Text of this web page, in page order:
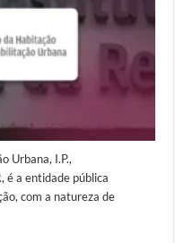
Urbana, I.P.,
é a entidade pública
com a natureza de